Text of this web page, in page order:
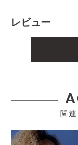
レビュー
関